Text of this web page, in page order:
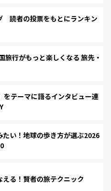
読者の投票をもとにランキン
行がもっと楽しくなる 旅先・
をテーマに語るインタビュー連
い！地球の歩き方が選ぶ2026
る！賢者の旅テクニック